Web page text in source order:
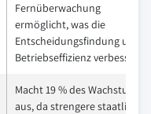
Fernüberwachung
ermöglicht, was die
Entscheidungsfindung und
Betriebseffizienz verbessert.
Macht 19 % des Wachstums
aus, da strengere staatliche